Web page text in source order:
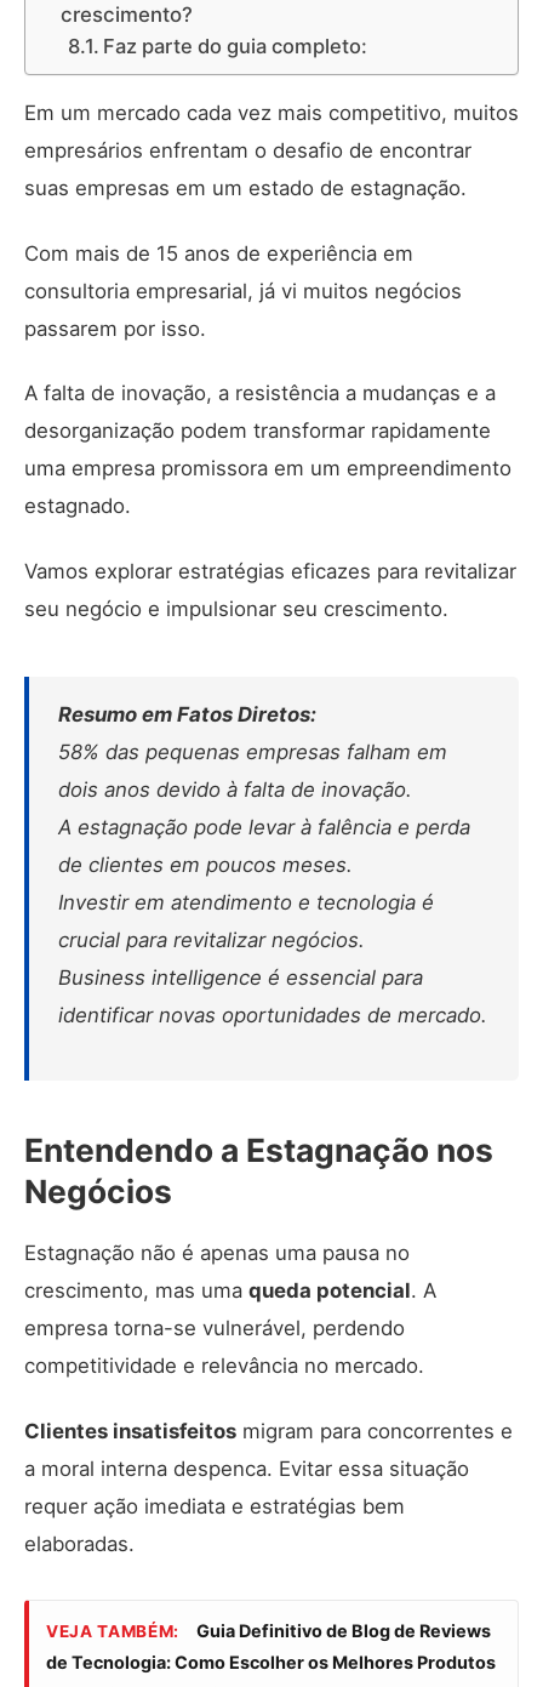
crescimento?
Faz parte do guia completo:
Em um mercado cada vez mais competitivo, muitos
empresários enfrentam o desafio de encontrar
suas empresas em um estado de estagnação.
Com mais de 15 anos de experiência em
consultoria empresarial, já vi muitos negócios
passarem por isso.
A falta de inovação, a resistência a mudanças e a
desorganização podem transformar rapidamente
uma empresa promissora em um empreendimento
estagnado.
Vamos explorar estratégias eficazes para revitalizar
seu negócio e impulsionar seu crescimento.
Resumo em Fatos Diretos:
58% das pequenas empresas falham em
dois anos devido à falta de inovação.
A estagnação pode levar à falência e perda
de clientes em poucos meses.
Investir em atendimento e tecnologia é
crucial para revitalizar negócios.
Business intelligence é essencial para
identificar novas oportunidades de mercado.
Entendendo a Estagnação nos
Negócios
Estagnação não é apenas uma pausa no
crescimento, mas uma queda potencial. A
empresa torna-se vulnerável, perdendo
competitividade e relevância no mercado.
Clientes insatisfeitos migram para concorrentes e
a moral interna despenca. Evitar essa situação
requer ação imediata e estratégias bem
elaboradas.
VEJA TAMBÉM:
Guia Definitivo de Blog de Reviews
de Tecnologia: Como Escolher os Melhores Produtos